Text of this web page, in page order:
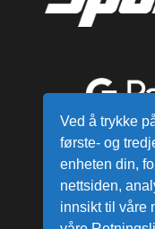
Ved å trykke
første- og
enheten din,
nettsiden,
innsikt til våre